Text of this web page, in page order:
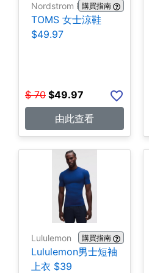
Nordstrom Rack購買指南
TOMS 女士涼鞋
$49.97
$ 70 $49.97
由此查看
Lululemon 購買指南
Lululemon男士短袖
上衣 $39